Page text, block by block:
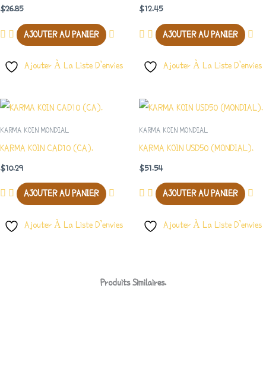
$26.85
AJOUTER AU PANIER
Ajouter À La Liste D’envies
$12.45
AJOUTER AU PANIER
Ajouter À La Liste D’envies
KARMA KOIN MONDIAL
KARMA KOIN CAD10 (CA).
$10.29
AJOUTER AU PANIER
Ajouter À La Liste D’envies
KARMA KOIN MONDIAL
KARMA KOIN USD50 (MONDIAL).
$51.54
AJOUTER AU PANIER
Ajouter À La Liste D’envies
Produits Similaires.